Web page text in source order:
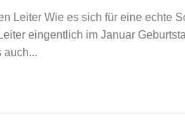
Leiter Wie es sich für eine echte
eingentlich im Januar
auch...